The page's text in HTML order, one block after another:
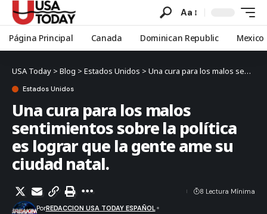
Aa
Página Principal Canada Dominican Republic Mexico
USA Today > Blog > Estados Unidos > Una cura para los malos sentimientos sobre la política es lograr que la gente ame su ciudad natal.
Estados Unidos
Una cura para los malos
sentimientos sobre la política
es lograr que la gente ame su
ciudad natal.
PorREDACCION USA TODAY ESPAÑOL
8 Lectura Mínima